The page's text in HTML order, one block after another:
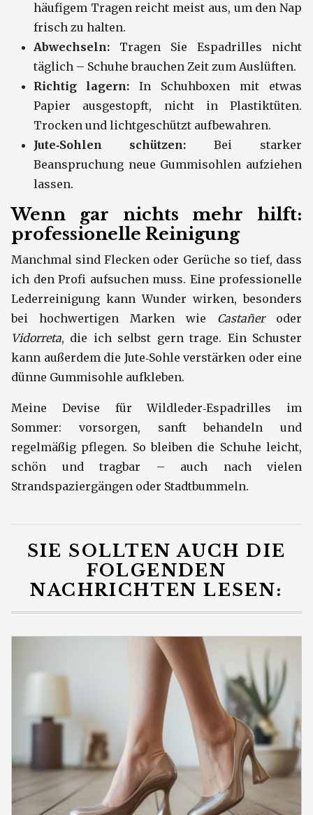
häufigem Tragen reicht meist aus, um den Nap
frisch zu halten.
Abwechseln: Tragen Sie Espadrilles nicht
täglich – Schuhe brauchen Zeit zum Auslüften.
Richtig lagern: In Schuhboxen mit etwas
Papier ausgestopft, nicht in Plastiktüten.
Trocken und lichtgeschützt aufbewahren.
Jute‑Sohlen schützen: Bei starker
Beanspruchung neue Gummisohlen aufziehen
lassen.
Wenn gar nichts mehr hilft:
professionelle Reinigung
Manchmal sind Flecken oder Gerüche so tief, dass
ich den Profi aufsuchen muss. Eine professionelle
Lederreinigung kann Wunder wirken, besonders
bei hochwertigen Marken wie Castañeroder
Vidorreta, die ich selbst gern trage. Ein Schuster
kann außerdem die Jute‑Sohle verstärken oder eine
dünne Gummisohle aufkleben.
Meine Devise für Wildleder‑Espadrilles im
Sommer: vorsorgen, sanft behandeln und
regelmäßig pflegen. So bleiben die Schuhe leicht,
schön und tragbar – auch nach vielen
Strandspaziergängen oder Stadtbummeln.
SIE SOLLTEN AUCH DIE
FOLGENDEN
NACHRICHTEN LESEN: